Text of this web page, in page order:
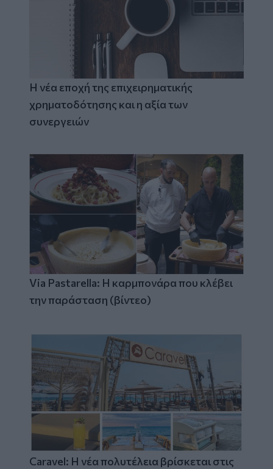
Η νέα εποχή της επιχειρηματικής
χρηματοδότησης και η αξία των
συνεργειών
Via Pastarella: Η καρμπονάρα που κλέβει
την παράσταση (βίντεο)
Caravel: Η νέα πολυτέλεια βρίσκεται στις